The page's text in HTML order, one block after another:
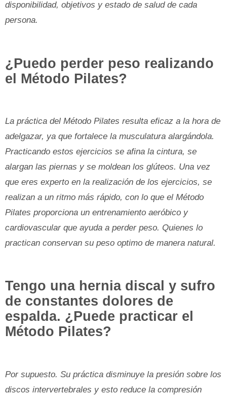
disponibilidad, objetivos y estado de salud de cada
persona.
¿Puedo perder peso realizando
el Método Pilates?
La práctica del Método Pilates resulta eficaz a la hora de
adelgazar, ya que fortalece la musculatura alargándola.
Practicando estos ejercicios se afina la cintura, se
alargan las piernas y se moldean los glúteos. Una vez
que eres experto en la realización de los ejercicios, se
realizan a un ritmo más rápido, con lo que el Método
Pilates proporciona un entrenamiento aeróbico y
cardiovascular que ayuda a perder peso. Quienes lo
practican conservan su peso optimo de manera natural.
Tengo una hernia discal y sufro
de constantes dolores de
espalda. ¿Puede practicar el
Método Pilates?
Por supuesto. Su práctica disminuye la presión sobre los
discos intervertebrales y esto reduce la compresión